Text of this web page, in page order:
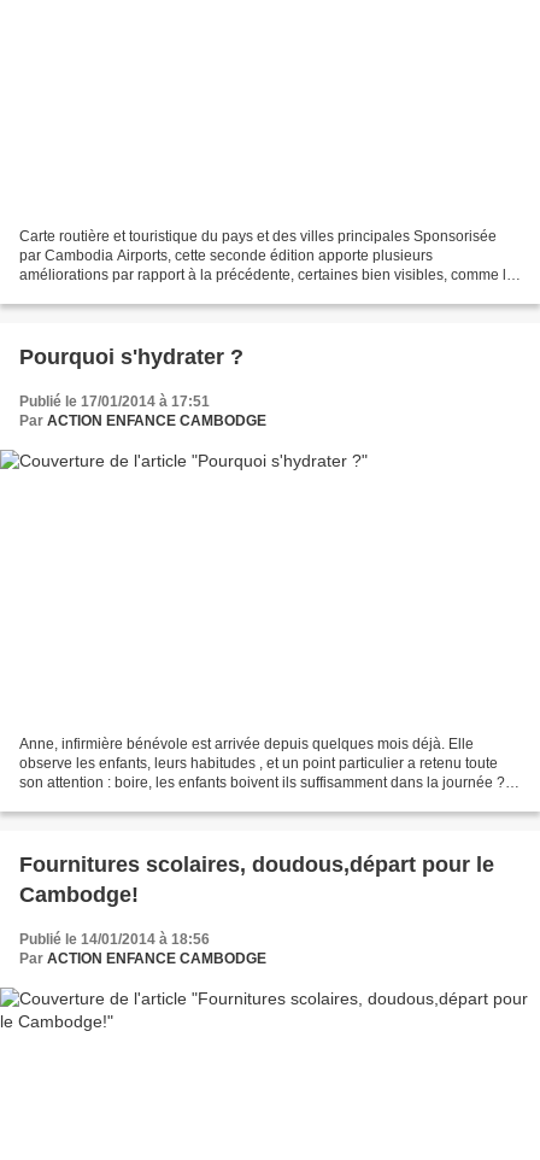
Carte routière et touristique du pays et des villes principales Sponsorisée
par Cambodia Airports, cette seconde édition apporte plusieurs
améliorations par rapport à la précédente, certaines bien visibles, comme le
Pourquoi s'hydrater ?
Publié le 17/01/2014 à 17:51
Par ACTION ENFANCE CAMBODGE
Anne, infirmière bénévole est arrivée depuis quelques mois déjà. Elle
observe les enfants, leurs habitudes , et un point particulier a retenu toute
son attention : boire, les enfants boivent ils suffisamment dans la journée ?
Fournitures scolaires, doudous,départ pour le
Cambodge!
Publié le 14/01/2014 à 18:56
Par ACTION ENFANCE CAMBODGE